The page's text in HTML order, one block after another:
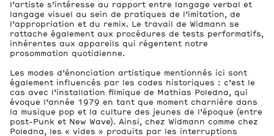
l’artiste s’intéresse au rapport entre langage verbal et
langage visuel au sein de pratiques de l’imitation, de
l’appropriation et du remix. Le travail de Widmann se
rattache également aux procédures de tests performatifs,
inhérentes aux appareils qui régentent notre
prosommation quotidienne.
Les modes d’énonciation artistique mentionnés ici sont
également influencés par les codes historiques : c’est le
cas avec l’installation filmique de Mathias Poledna, qui
évoque l’année 1979 en tant que moment charnière dans
la musique pop et la culture des jeunes de l’époque (entre
post-Punk et New Wave). Ainsi, chez Widmann comme chez
Poledna, les « vides » produits par les interruptions